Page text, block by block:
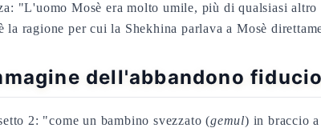
"L'uomo Mosè era molto umile, più di qualsiasi
la ragione per cui la Shekhina parlava a Mosè
dell'abbandono
2: "come un bambino svezzato (gemul) in braccio